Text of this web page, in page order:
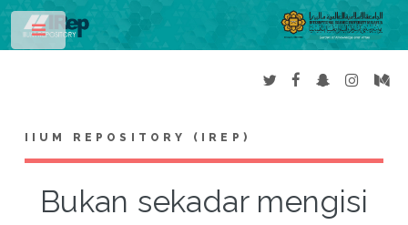
IIUM REPOSITORY (IREP)
Bukan sekadar mengisi
Toggle